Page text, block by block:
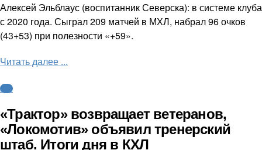
Алексей Эльблаус (воспитанник Северска): в системе клуба
с 2020 года. Сыграл 209 матчей в МХЛ, набрал 96 очков
(43+53) при полезности «+59».
Читать далее ...
КХЛ
«Трактор» возвращает ветеранов,
«Локомотив» объявил тренерский
штаб. Итоги дня в КХЛ